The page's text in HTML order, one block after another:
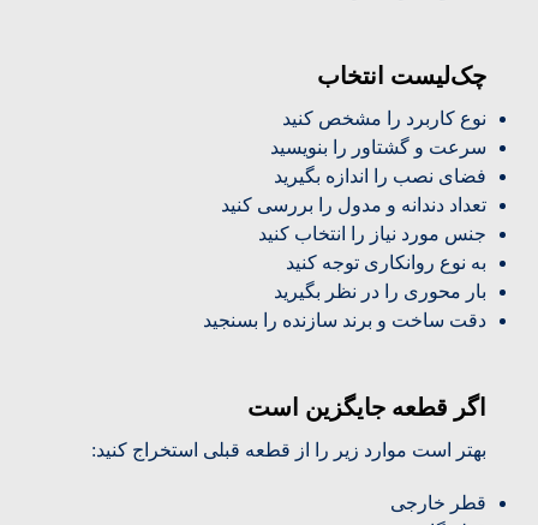
چک‌لیست انتخاب
نوع کاربرد را مشخص کنید
سرعت و گشتاور را بنویسید
فضای نصب را اندازه بگیرید
تعداد دندانه و مدول را بررسی کنید
جنس مورد نیاز را انتخاب کنید
به نوع روانکاری توجه کنید
بار محوری را در نظر بگیرید
دقت ساخت و برند سازنده را بسنجید
اگر قطعه جایگزین است
بهتر است موارد زیر را از قطعه قبلی استخراج کنید:
قطر خارجی